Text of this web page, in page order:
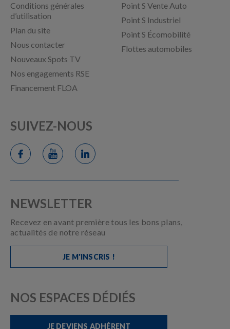
Conditions générales
d’utilisation
Plan du site
Nous contacter
Nouveaux Spots TV
Nos engagements RSE
Financement FLOA
Point S Vente Auto
Point S Industriel
Point S Écomobilité
Flottes automobiles
SUIVEZ-NOUS
NEWSLETTER
Recevez en avant première tous les bons plans,
actualités de notre réseau
JE M'INSCRIS !
NOS ESPACES DÉDIÉS
JE DEVIENS ADHÉRENT